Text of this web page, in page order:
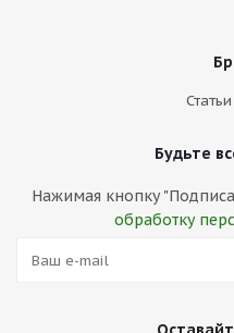
Будьте
Нажимая кнопку
обработку